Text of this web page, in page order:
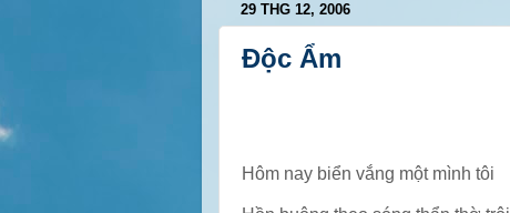
29 THG 12, 2006
Độc Ẩm
Hôm nay biển vắng một mình tôi